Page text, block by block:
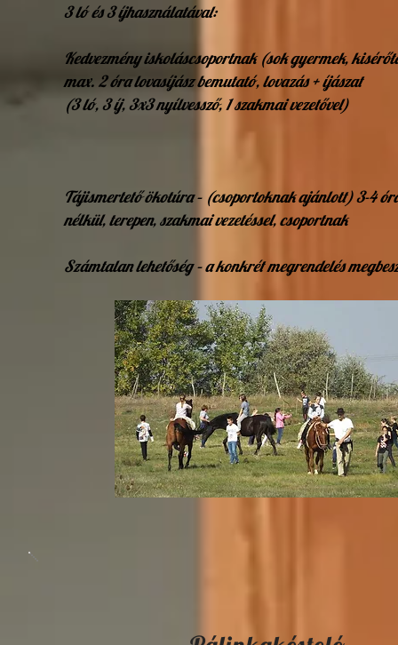
3 ló és 3 íjhasználatával:
Kedvezmény iskoláscsoportnak (sok gyermek,
max. 2 óra lovasíjász bemutató, lovazás + íjászat
(3 ló, 3 íj, 3x3 nyílvessző, 1 szakmai vezetővel)
Tájismertető ökotúra – (csoportoknak ajánlott) 3-4
nélkül, terepen, szakmai vezetéssel, csoportnak
Számtalan lehetőség – a konkrét megrendelés